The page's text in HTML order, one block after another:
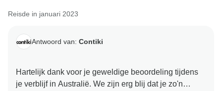
Reisde in januari 2023
Antwoord van: Contiki
Hartelijk dank voor je geweldige beoordeling tijdens
je verblijf in Australië. We zijn erg blij dat je zo'n